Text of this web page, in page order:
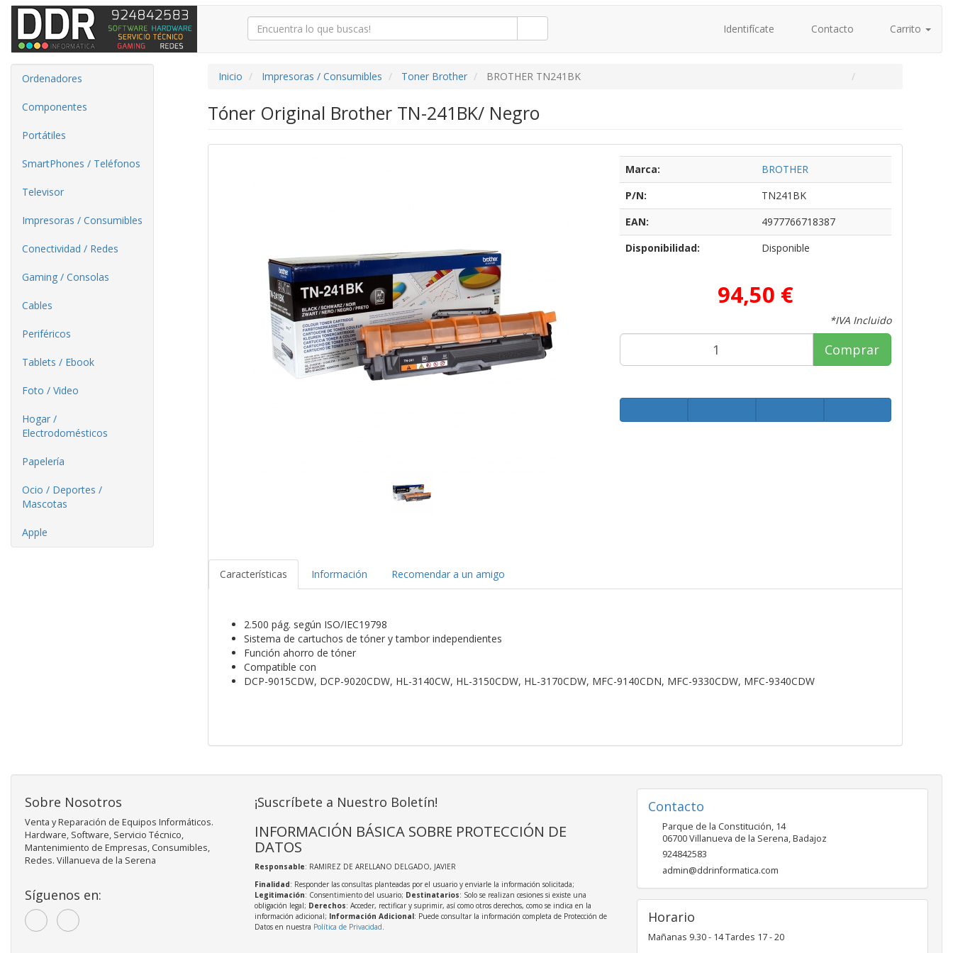
Identifícate Contacto Carrito
Ordenadores
Componentes
Portátiles
SmartPhones / Teléfonos
Televisor
Impresoras / Consumibles
Conectividad / Redes
Gaming / Consolas
Cables
Periféricos
Tablets / Ebook
Foto / Video
Hogar /
Electrodomésticos
Papelería
Ocio / Deportes /
Mascotas
Apple
Inicio Impresoras / Consumibles Toner Brother BROTHER TN241BK
Tóner Original Brother TN-241BK/ Negro
Marca:
BROTHER
P/N:
TN241BK
EAN:
4977766718387
Disponibilidad:
Disponible
94,50 €
*IVA Incluido
Comprar
Características Información Recomendar a un amigo
2.500 pág. según ISO/IEC19798
Sistema de cartuchos de tóner y tambor independientes
Función ahorro de tóner
Compatible con
DCP-9015CDW, DCP-9020CDW, HL-3140CW, HL-3150CDW, HL-3170CDW, MFC-9140CDN, MFC-9330CDW, MFC-9340CDW
Sobre Nosotros
Venta y Reparación de Equipos Informáticos.
Hardware, Software, Servicio Técnico,
Mantenimiento de Empresas, Consumibles,
Redes. Villanueva de la Serena
Síguenos en:
¡Suscríbete a Nuestro Boletín!
INFORMACIÓN BÁSICA SOBRE PROTECCIÓN DE
DATOS
Responsable: RAMIREZ DE ARELLANO DELGADO, JAVIER
Finalidad: Responder las consultas planteadas por el usuario y enviarle la información solicitada;
Legitimación: Consentimiento del usuario; Destinatarios: Solo se realizan cesiones si existe una
obligación legal; Derechos: Acceder, rectificar y suprimir, así como otros derechos, como se indica en la
información adicional; Información Adicional: Puede consultar la información completa de Protección de
Datos en nuestra Política de Privacidad.
Contacto
Parque de la Constitución, 14
06700Villanueva de la Serena,Badajoz
924842583
admin@ddrinformatica.com
Horario
Mañanas 9.30 - 14 Tardes 17 - 20